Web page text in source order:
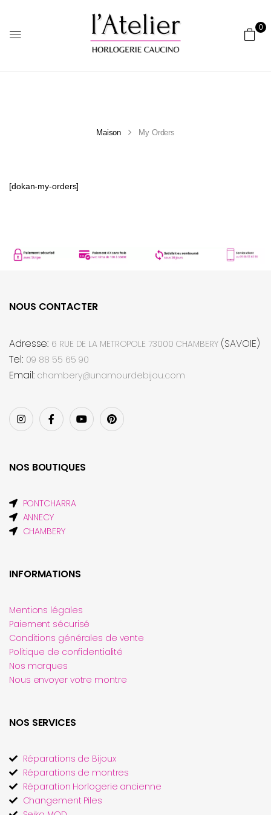
0
Maison My Orders
[dokan-my-orders]
NOUS CONTACTER
Adresse: 6 RUE DE LA METROPOLE 73000 CHAMBERY(SAVOIE)
Tel: 09 88 55 65 90
Email: chambery@unamourdebijou.com
NOS BOUTIQUES
PONTCHARRA
ANNECY
CHAMBERY
INFORMATIONS
Mentions légales
Paiement sécurisé
Conditions générales de vente
Politique de confidentialité
Nos marques
Nous envoyer votre montre
NOS SERVICES
Réparations de Bijoux
Réparations de montres
Réparation Horlogerie ancienne
Changement Piles